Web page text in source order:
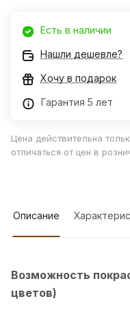
Есть в наличии
Нашли дешевле?
Хочу в подарок
Гарантия 5 лет
Цена действительна
отличаться от цен в
Описание
Возможность
цветов)